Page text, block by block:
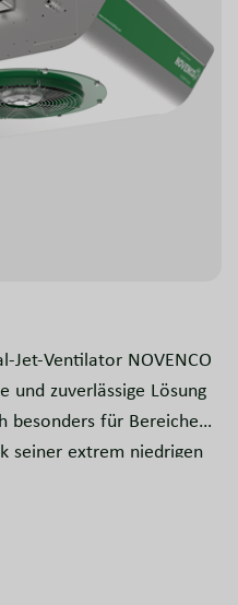
Temperaturen im
Jet-Ventilator NOVENCO
und zuverlässige Lösung
besonders für Bereiche
seiner extrem niedrigen
Luftstromführung und
aus